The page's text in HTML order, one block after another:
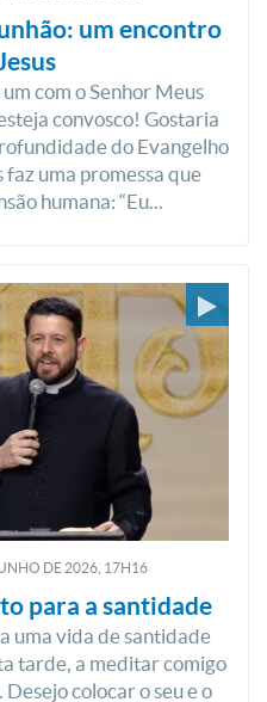
um encontro
com o Senhor Meus
convosco! Gostaria
do Evangelho
faz uma promessa que
humana: “Eu...
DE 2026, 17H16
para a santidade
uma vida de santidade
tarde, a meditar comigo
colocar o seu e o